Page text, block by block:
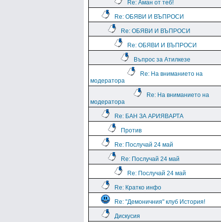
Re: Аман от теб!
Re: ОБЯВИ И ВЪПРОСИ
Re: ОБЯВИ И ВЪПРОСИ
Re: ОБЯВИ И ВЪПРОСИ
Въпрос за Атилкезе
Re: На вниманието на
модератора
Re: На вниманието на
модератора
Re: БАН ЗА АРИЯВАРТА
Против
Re: Послучай 24 май
Re: Послучай 24 май
Re: Послучай 24 май
Re: Кратко инфо
Re: "Демоничния" клуб История!
Дискусия